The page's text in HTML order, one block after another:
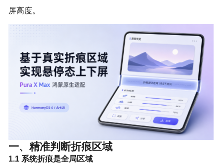
屏高度。
一、精准判断折痕区域
1.1 系统折痕是全局区域